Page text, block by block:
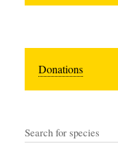
Donations
Search for species